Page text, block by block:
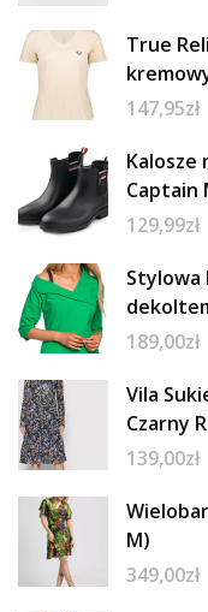
True
147,95zł
Kalosze
Captain
129,99zł
Stylowa
189,00zł
Vila
Czarny
139,00zł
M)
349,00zł